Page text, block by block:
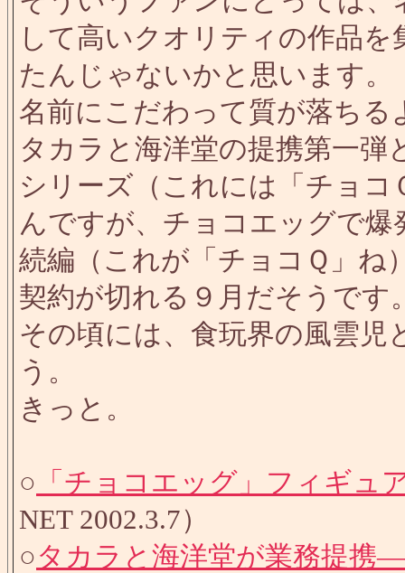
して高いクオリティの作品
たんじゃないかと思います。
名前にこだわって質が落ちる
タカラと海洋堂の提携第一
シリーズ（これには「チョ
んですが、チョコエッグで
続編（これが「チョコＱ」ね
契約が切れる９月だそうです
その頃には、食玩界の風雲
う。
きっと。
○ 「チョコエッグ」フィギュ
NET 2002.3.7）
○タカラと海洋堂が業務提